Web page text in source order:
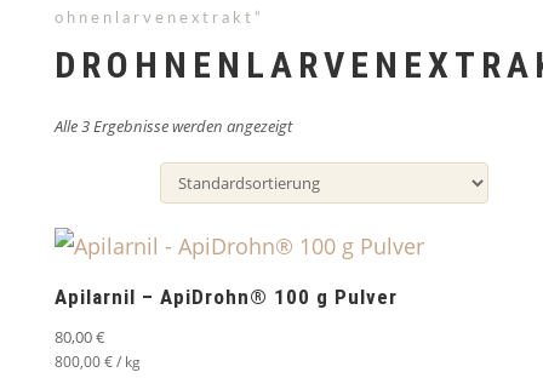
ohnenlarvenextrakt“
Alle 3 Ergebnisse werden angezeigt
Apilarnil – ApiDrohn® 100 g Pulver
80,00€
800,00€/ kg